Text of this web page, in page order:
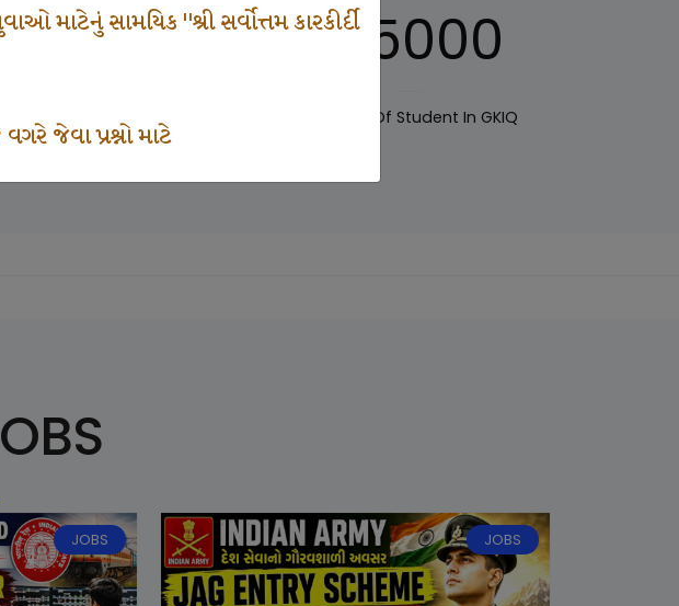
માટેનું સામયિક "શ્રી સર્વોત્તમ કારકીર્દી
જેવા પ્રશ્નો માટે
1000 125000
Number Of Student In GKIQ
JOBS JOBS